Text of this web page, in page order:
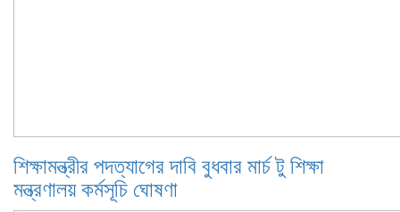
শিক্ষামন্ত্রীর পদত্যাগের দাবি বুধবার মার্চ টু শিক্ষা
মন্ত্রণালয় কর্মসূচি ঘোষণা